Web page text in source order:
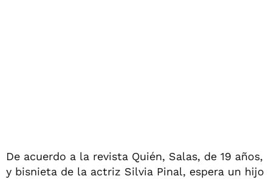
De acuerdo a la revista Quién, Salas, de 19 años,
y bisnieta de la actriz Silvia Pinal, espera un hijo